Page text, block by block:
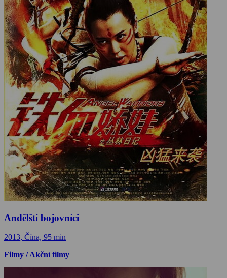
Andělští bojovníci
2013, Čína, 95 min
Filmy / Akční filmy